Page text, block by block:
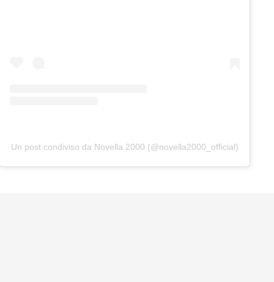
Un post condiviso da Novella 2000 (@novella2000_official)